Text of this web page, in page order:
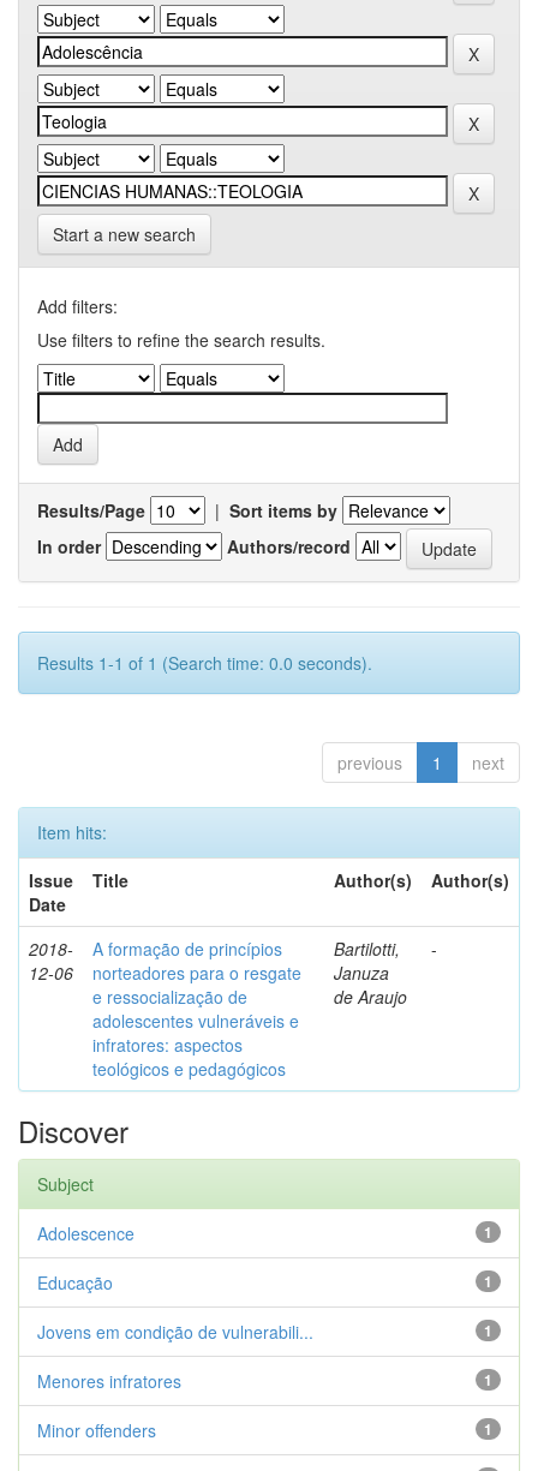
Start a new search
Add filters:
Use filters to refine the search results.
Results/Page | Sort items by
In order
Authors/record
Results 1-1 of 1 (Search time: 0.0 seconds).
previous 1 next
Item hits:
Issue
Date
Title Author(s) Author(s)
2018-
12-06
A formação de princípios
norteadores para o resgate
e ressocialização de
adolescentes vulneráveis e
infratores: aspectos
teológicos e pedagógicos
Bartilotti,
Januza
de Araujo
-
Discover
Subject
1
Adolescence
1
Educação
1
Jovens em condição de vulnerabili...
1
Menores infratores
1
Minor offenders